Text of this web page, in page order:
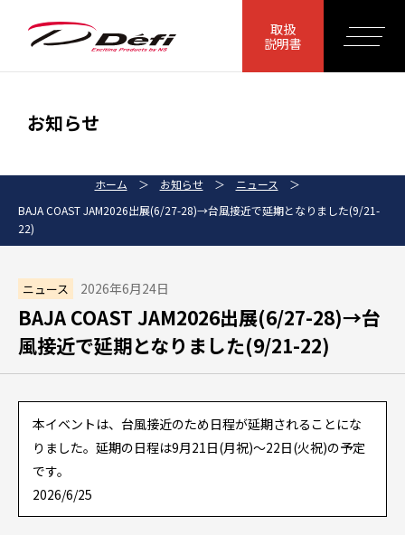
取扱
説明書
お知らせ
ホーム ＞ お知らせ＞ ニュース ＞
BAJA COAST JAM2026出展(6/27-28)→台風接近で延期となりました(9/21-
22)
ニュース 2026年6月24日
BAJA COAST JAM2026出展(6/27-28)→台
風接近で延期となりました(9/21-22)
本イベントは、台風接近のため日程が延期されることにな
りました。延期の日程は9月21日(月祝)～22日(火祝)の予定
です。
2026/6/25